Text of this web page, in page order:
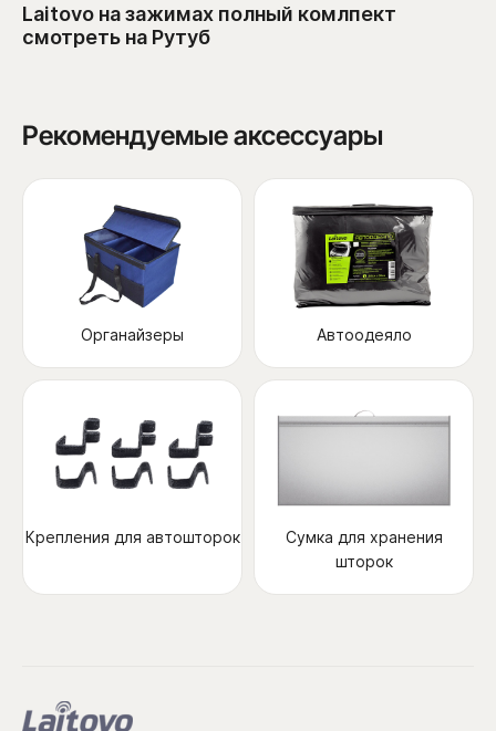
Laitovo на зажимах полный комлпект
смотреть на Рутуб
Рекомендуемые аксессуары
Органайзеры Автоодеяло
Крепления для автошторок
Сумка для хранения
шторок